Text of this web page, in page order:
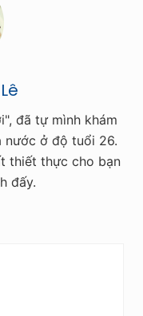
đã tự mình khám
nước ở độ tuổi 26.
thiết thực cho bạn
đấy.